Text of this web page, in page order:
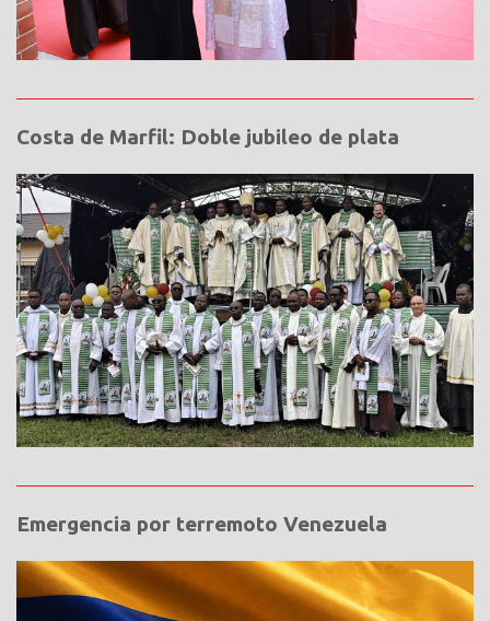
Costa de Marfil: Doble jubileo de plata
Emergencia por terremoto Venezuela